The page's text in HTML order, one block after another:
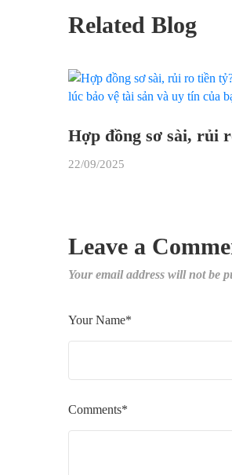
Related Blog
Hợp đồng sơ sài, rủi
22/09/2025
Leave a
Your email address will not be
Comments*
Your Name*